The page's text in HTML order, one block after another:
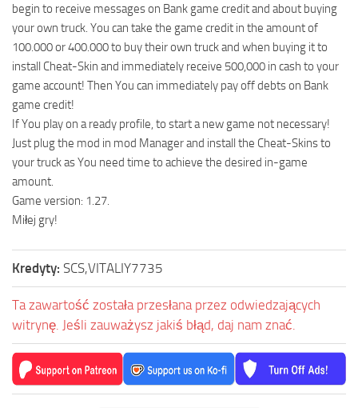
begin to receive messages on Bank game credit and about buying
your own truck. You can take the game credit in the amount of
100.000 or 400.000 to buy their own truck and when buying it to
install Cheat-Skin and immediately receive 500,000 in cash to your
game account! Then You can immediately pay off debts on Bank
game credit!
If You play on a ready profile, to start a new game not necessary!
Just plug the mod in mod Manager and install the Cheat-Skins to
your truck as You need time to achieve the desired in-game
amount.
Game version: 1.27.
Miłej gry!
Kredyty: SCS,VITALIY7735
Ta zawartość została przesłana przez odwiedzających
witrynę. Jeśli zauważysz jakiś błąd, daj nam znać.